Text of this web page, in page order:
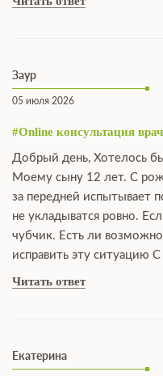
Заур
05 июля 2026
#Online консультация
Добрый день, Хотелось
Моему сыну 12 лет. С
за передней испытывает
не укладыватся ровно.
чубчик. Есть ли
исправить эту ситуацию
Читать ответ
Екатерина